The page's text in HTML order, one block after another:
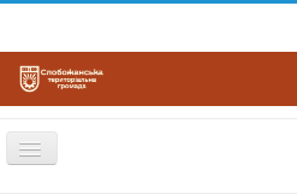
Перемикач